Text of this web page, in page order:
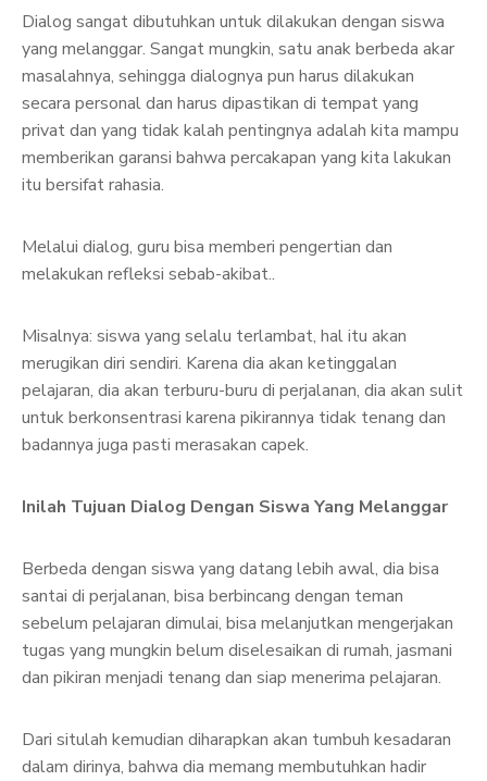
Dialog sangat dibutuhkan untuk dilakukan dengan siswa
yang melanggar. Sangat mungkin, satu anak berbeda akar
masalahnya, sehingga dialognya pun harus dilakukan
secara personal dan harus dipastikan di tempat yang
privat dan yang tidak kalah pentingnya adalah kita mampu
memberikan garansi bahwa percakapan yang kita lakukan
itu bersifat rahasia.
Melalui dialog, guru bisa memberi pengertian dan
melakukan refleksi sebab-akibat..
Misalnya: siswa yang selalu terlambat, hal itu akan
merugikan diri sendiri. Karena dia akan ketinggalan
pelajaran, dia akan terburu-buru di perjalanan, dia akan sulit
untuk berkonsentrasi karena pikirannya tidak tenang dan
badannya juga pasti merasakan capek.
Inilah Tujuan Dialog Dengan Siswa Yang Melanggar
Berbeda dengan siswa yang datang lebih awal, dia bisa
santai di perjalanan, bisa berbincang dengan teman
sebelum pelajaran dimulai, bisa melanjutkan mengerjakan
tugas yang mungkin belum diselesaikan di rumah, jasmani
dan pikiran menjadi tenang dan siap menerima pelajaran.
Dari situlah kemudian diharapkan akan tumbuh kesadaran
dalam dirinya, bahwa dia memang membutuhkan hadir